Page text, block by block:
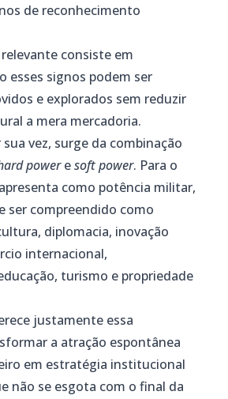
de reconhecimento
consiste em
esses signos podem ser
e explorados sem reduzir
a mera mercadoria.
sua vez, surge da combinação
poweresoft power. Para o
como potência militar,
ser compreendido como
diplomacia, inovação
internacional,
turismo e propriedade
justamente essa
a atração espontânea
em estratégia institucional
não se esgota com o final da